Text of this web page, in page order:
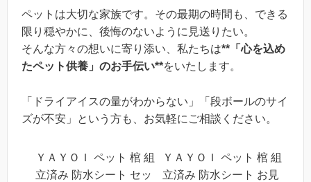
ペットは大切な家族です。その最期の時間も、できる
限り穏やかに、後悔のないように見送りたい。
そんな方々の想いに寄り添い、私たちは**「心を込め
たペット供養」のお手伝い**をいたします。
「ドライアイスの量がわからない」「段ボールのサイ
ズが不安」という方も、お気軽にご相談ください。
ＹＡＹＯＩ ペット 棺 組
立済み 防水シート セッ
ＹＡＹＯＩ ペット 棺 組
立済み 防水シート お見